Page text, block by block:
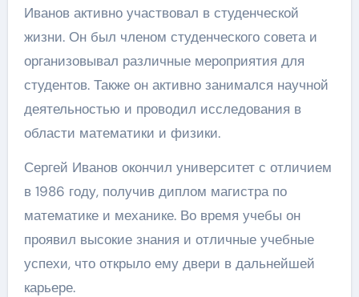
Иванов активно участвовал в студенческой
жизни. Он был членом студенческого совета и
организовывал различные мероприятия для
студентов. Также он активно занимался научной
деятельностью и проводил исследования в
области математики и физики.
Сергей Иванов окончил университет с отличием
в 1986 году, получив диплом магистра по
математике и механике. Во время учебы он
проявил высокие знания и отличные учебные
успехи, что открыло ему двери в дальнейшей
карьере.